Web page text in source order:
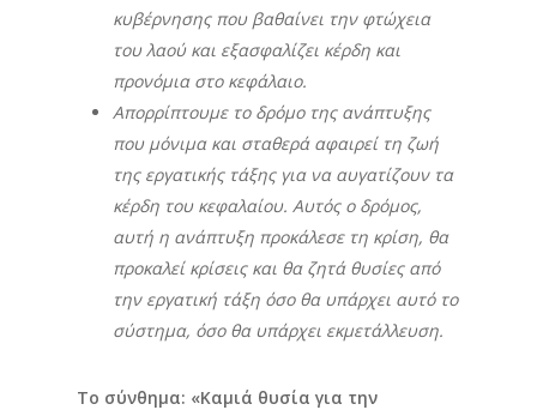
κυβέρνησης που βαθαίνει την φτώχεια
του λαού και εξασφαλίζει κέρδη και
προνόμια στο κεφάλαιο.
Απορρίπτουμε το δρόμο της ανάπτυξης
που μόνιμα και σταθερά αφαιρεί τη ζωή
της εργατικής τάξης για να αυγατίζουν τα
κέρδη του κεφαλαίου. Αυτός ο δρόμος,
αυτή η ανάπτυξη προκάλεσε τη κρίση, θα
προκαλεί κρίσεις και θα ζητά θυσίες από
την εργατική τάξη όσο θα υπάρχει αυτό το
σύστημα, όσο θα υπάρχει εκμετάλλευση.
Το σύνθημα: «Καμιά θυσία για την